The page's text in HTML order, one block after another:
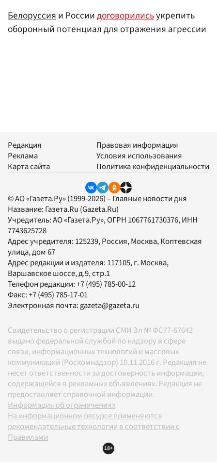
Белоруссияи Россиидоговорилисьукрепить
оборонный потенциал для отражения агрессии
Редакция
Реклама
Карта сайта
Правовая информация
Условия использования
Политика конфиденциальности
© АО «Газета.Ру» (1999-2026) – Главные новости дня
Название: Газета.Ru (Gazeta.Ru)
Учредитель:АО «Газета.Ру», ОГРН 1067761730376, ИНН
7743625728
Адрес учредителя: 125239, Россия, Москва, Коптевская
улица, дом 67
Адрес редакции и издателя: 117105, г. Москва,
Варшавское шоссе, д.9, стр.1
Телефон редакции:+7 (495) 785-00-12
Факс:+7 (495) 785-17-01
Электронная почта:gazeta@gazeta.ru
Свидетельство о регистрации СМИ Эл № ФС77-67642
выдано федеральной службой по надзору в сфере
связи, информационных технологий и массовых
коммуникаций (Роскомнадзор) 10.11.2016 г. Редакция не
несет ответственности за достоверность информации,
содержащейся в рекламных объявлениях. Редакция не
предоставляет справочной информации.
Информация об ограничениях
На информационном ресурсе применяются
рекомендательные технологии в соответствии с
Правилами
18+